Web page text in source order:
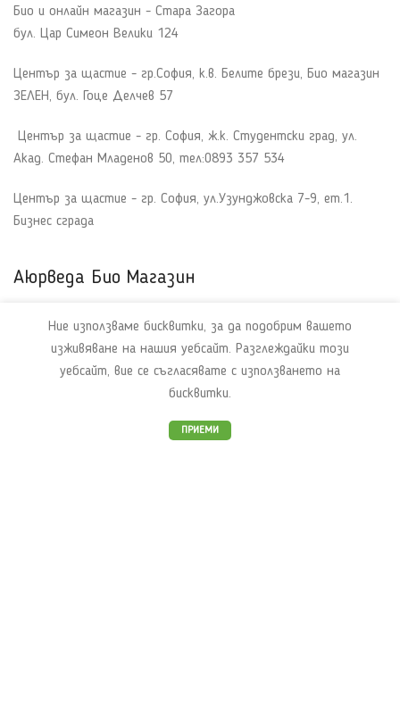
Био и онлайн магазин - Стара Загора
бул. Цар Симеон Велики 124
Център за щастие - гр.София, к.в. Белите брези, Био магазин
ЗЕЛЕН, бул. Гоце Делчев 57
Център за щастие - гр. София, ж.к. Студентски град, ул.
Акад. Стефан Младенов 50, тел:0893 357 534
Център за щастие - гр. София, ул.Узунджовска 7-9, ет.1.
Бизнес сграда
Аюрведа Био Магазин
За Нас
Онлайн магазин
Ние използваме бисквитки, за да подобрим вашето
изживяване на нашия уебсайт. Разглеждайки този
уебсайт, вие се съгласявате с използването на
бисквитки.
ПРИЕМИ